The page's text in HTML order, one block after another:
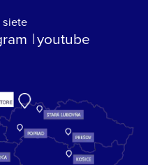
youtube